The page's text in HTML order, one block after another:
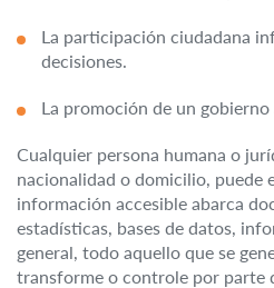
La participación ciudadana
decisiones.
La promoción de un
Cualquier persona humana o
nacionalidad o domicilio, puede
información accesible abarca
estadísticas, bases de datos,
general, todo aquello que se
transforme o controle por parte